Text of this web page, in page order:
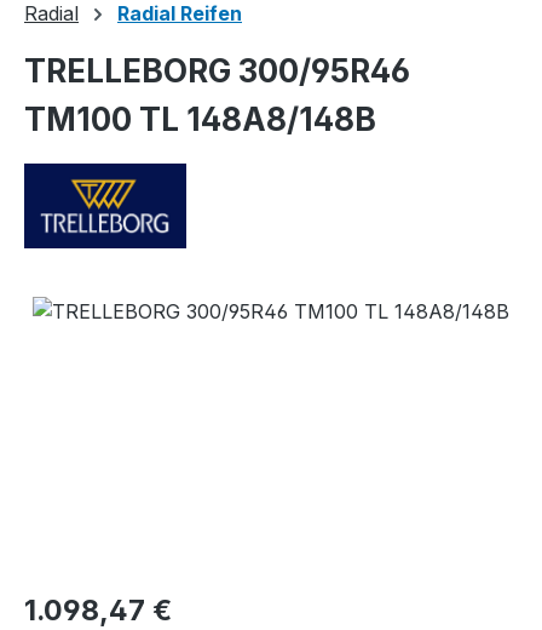
Radial Radial Reifen
TRELLEBORG 300/95R46
TM100 TL 148A8/148B
Bildergalerie überspringen
Regulärer Preis:
1.098,47 €